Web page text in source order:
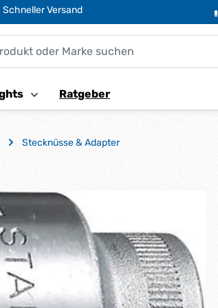
Schneller Versand
Ratgeber
Stecknüsse & Adapter